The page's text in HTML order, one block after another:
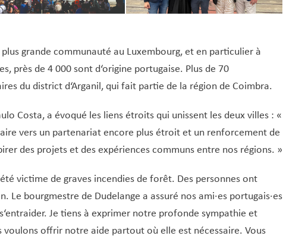
grande communauté au Luxembourg, et en particulier à
près de 4 000 sont d‘origine portugaise. Plus de 70
du district d‘Arganil, qui fait partie de la région de Coimbra.
Costa, a évoqué les liens étroits qui unissent les deux villes : «
vers un partenariat encore plus étroit et un renforcement de
des projets et des expériences communs entre nos régions. »
victime de graves incendies de forêt. Des personnes ont
Le bourgmestre de Dudelange a assuré nos ami·es portugais·es
Je tiens à exprimer notre profonde sympathie et
offrir notre aide partout où elle est nécessaire. Vous